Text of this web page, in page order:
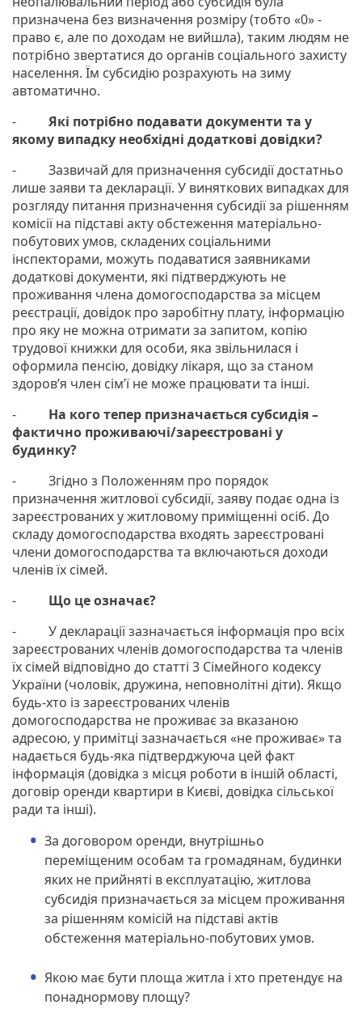
призначена без визначення розміру (тобто «0» -
право є, але по доходам не вийшла), таким людям не
потрібно звертатися до органів соціального захисту
населення. Їм субсидію розрахують на зиму
автоматично.
- Які потрібно подавати документи та у
якому випадку необхідні додаткові довідки?
- Зазвичай для призначення субсидії достатньо
лише заяви та декларації. У виняткових випадках для
розгляду питання призначення субсидії за рішенням
комісії на підставі акту обстеження матеріально-
побутових умов, складених соціальними
інспекторами, можуть подаватися заявниками
додаткові документи, які підтверджують не
проживання члена домогосподарства за місцем
реєстрації, довідок про заробітну плату, інформацію
про яку не можна отримати за запитом, копію
трудової книжки для особи, яка звільнилася і
оформила пенсію, довідку лікаря, що за станом
здоров’я член сім’ї не може працювати та інші.
- На кого тепер призначається субсидія –
фактично проживаючі/зареєстровані у
будинку?
- Згідно з Положенням про порядок
призначення житлової субсидії, заяву подає одна із
зареєстрованих у житловому приміщенні осіб. До
складу домогосподарства входять зареєстровані
члени домогосподарства та включаються доходи
членів їх сімей.
- Що це означає?
- У декларації зазначається інформація про всіх
зареєстрованих членів домогосподарства та членів
їх сімей відповідно до статті 3 Сімейного кодексу
України (чоловік, дружина, неповнолітні діти). Якщо
будь-хто із зареєстрованих членів
домогосподарства не проживає за вказаною
адресою, у примітці зазначається «не проживає» та
надається будь-яка підтверджуюча цей факт
інформація (довідка з місця роботи в іншій області,
договір оренди квартири в Києві, довідка сільської
ради та інші).
За договором оренди, внутрішньо
переміщеним особам та громадянам, будинки
яких не прийняті в експлуатацію, житлова
субсидія призначається за місцем проживання
за рішенням комісій на підставі актів
обстеження матеріально-побутових умов.
Якою має бути площа житла і хто претендує на
понаднормову площу?